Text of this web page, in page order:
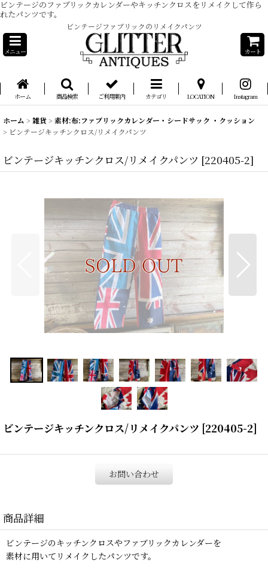
ビンテージのファブリックカレンダーやキッチンクロスをリメイクして作ら
れたパンツです。
ビンテージファブリックのリメイクパンツ
メニュー カート
ホーム 商品検索 ご利用案内 カテゴリ LOCATION Instagram
ホーム > 雑貨> 素材:布:ファブリックカレンダー・シードサック ・クッション
> ビンテージキッチンクロス/リメイクパンツ
ビンテージキッチンクロス/リメイクパンツ [220405-2]
ビンテージキッチンクロス/リメイクパンツ [220405-2]
お問い合わせ
商品詳細
ビンテージのキッチンクロスやファブリックカレンダーを
素材に用いてリメイクしたパンツです。